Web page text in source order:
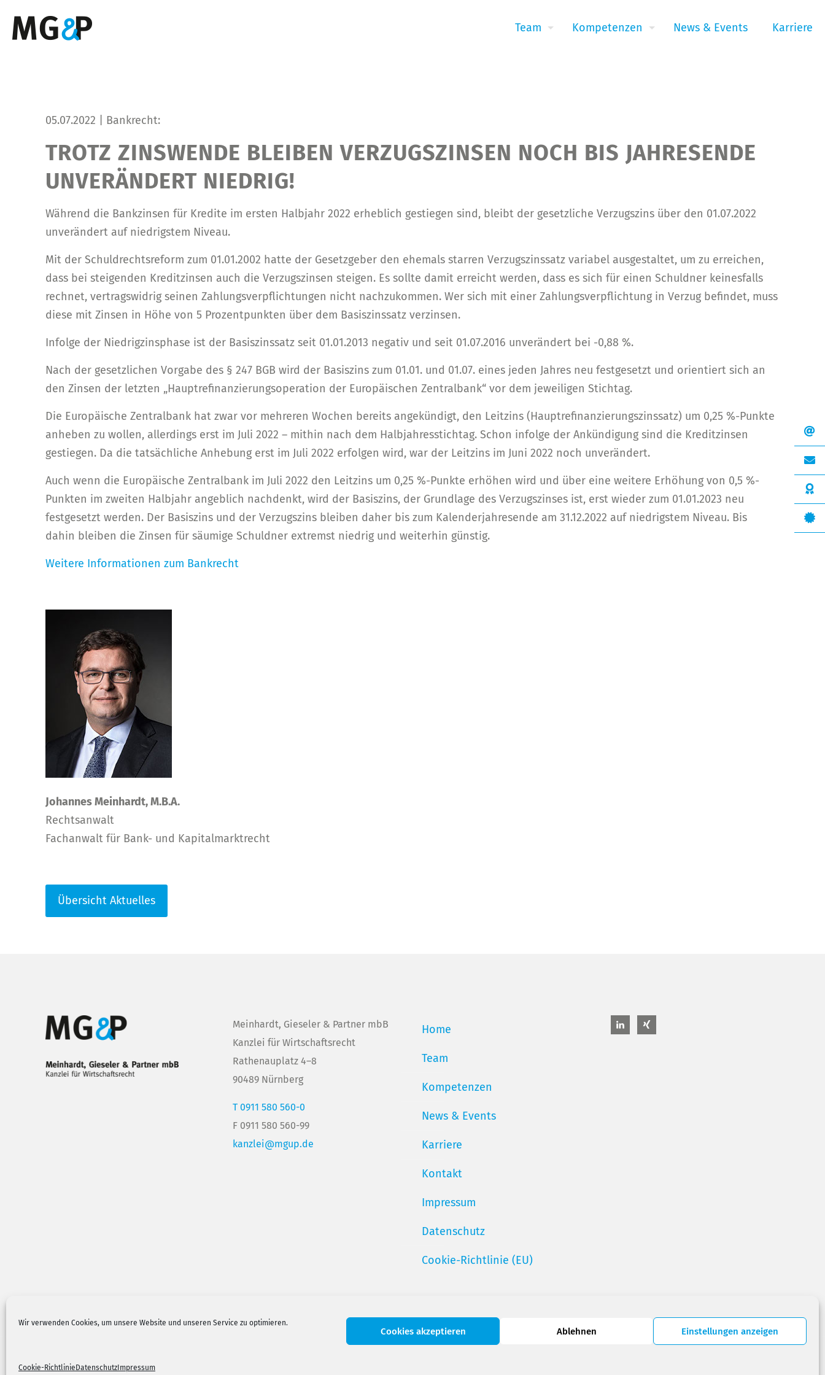
Wir verwenden Cookies, um unsere Website und unseren Service zu optimieren.
Cookies akzeptieren Ablehnen Einstellungen anzeigen
Cookie-Richtlinie Datenschutz Impressum
Team Kompetenzen News & Events Karriere
05.07.2022 | Bankrecht:
TROTZ ZINSWENDE BLEIBEN VERZUGSZINSEN NOCH BIS JAHRESENDE
UNVERÄNDERT NIEDRIG!
Während die Bankzinsen für Kredite im ersten Halbjahr 2022 erheblich gestiegen sind, bleibt der gesetzliche Verzugszins über den 01.07.2022
unverändert auf niedrigstem Niveau.
Mit der Schuldrechtsreform zum 01.01.2002 hatte der Gesetzgeber den ehemals starren Verzugszinssatz variabel ausgestaltet, um zu erreichen,
dass bei steigenden Kreditzinsen auch die Verzugszinsen steigen. Es sollte damit erreicht werden, dass es sich für einen Schuldner keinesfalls
rechnet, vertragswidrig seinen Zahlungsverpflichtungen nicht nachzukommen. Wer sich mit einer Zahlungsverpflichtung in Verzug befindet, muss
diese mit Zinsen in Höhe von 5 Prozentpunkten über dem Basiszinssatz verzinsen.
Infolge der Niedrigzinsphase ist der Basiszinssatz seit 01.01.2013 negativ und seit 01.07.2016 unverändert bei -0,88 %.
Nach der gesetzlichen Vorgabe des § 247 BGB wird der Basiszins zum 01.01. und 01.07. eines jeden Jahres neu festgesetzt und orientiert sich an
den Zinsen der letzten „Hauptrefinanzierungsoperation der Europäischen Zentralbank“ vor dem jeweiligen Stichtag.
Die Europäische Zentralbank hat zwar vor mehreren Wochen bereits angekündigt, den Leitzins (Hauptrefinanzierungszinssatz) um 0,25 %-Punkte
anheben zu wollen, allerdings erst im Juli 2022 – mithin nach dem Halbjahresstichtag. Schon infolge der Ankündigung sind die Kreditzinsen
gestiegen. Da die tatsächliche Anhebung erst im Juli 2022 erfolgen wird, war der Leitzins im Juni 2022 noch unverändert.
Auch wenn die Europäische Zentralbank im Juli 2022 den Leitzins um 0,25 %-Punkte erhöhen wird und über eine weitere Erhöhung von 0,5 %-
Punkten im zweiten Halbjahr angeblich nachdenkt, wird der Basiszins, der Grundlage des Verzugszinses ist, erst wieder zum 01.01.2023 neu
festgesetzt werden. Der Basiszins und der Verzugszins bleiben daher bis zum Kalenderjahresende am 31.12.2022 auf niedrigstem Niveau. Bis
dahin bleiben die Zinsen für säumige Schuldner extremst niedrig und weiterhin günstig.
Weitere Informationen zum Bankrecht
Johannes Meinhardt, M.B.A.
Rechtsanwalt
Fachanwalt für Bank- und Kapitalmarktrecht
Übersicht Aktuelles
Meinhardt, Gieseler & Partner mbB
Kanzlei für Wirtschaftsrecht
Rathenauplatz 4–8
90489 Nürnberg
T 0911 580 560-0
F 0911 580 560-99
kanzlei@mgup.de
Home
Team
Kompetenzen
News & Events
Karriere
Kontakt
Impressum
Datenschutz
Cookie-Richtlinie (EU)
© 2026 Meinhardt, Gieseler & Partner mbB